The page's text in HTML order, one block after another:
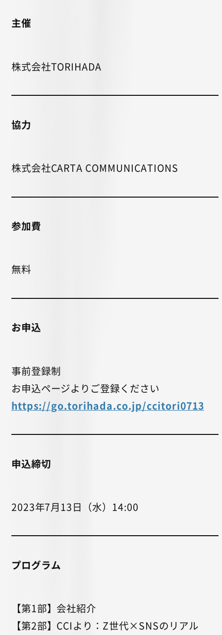
主催
株式会社TORIHADA
協力
株式会社CARTA COMMUNICATIONS
参加費
無料
お申込
事前登録制
お申込ページよりご登録ください
https://go.torihada.co.jp/ccitori0713
申込締切
2023年7月13日（水）14:00
プログラム
【第1部】会社紹介
【第2部】CCIより：Z世代×SNSのリアル